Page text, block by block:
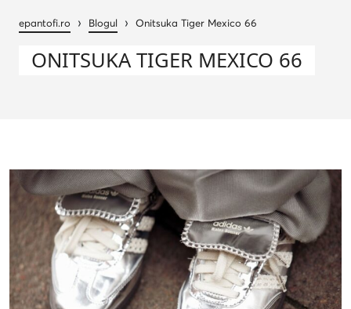
epantofi.ro › Blogul › Onitsuka Tiger Mexico 66
ONITSUKA TIGER MEXICO 66